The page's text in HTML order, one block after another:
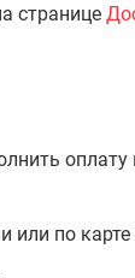
странице
или по